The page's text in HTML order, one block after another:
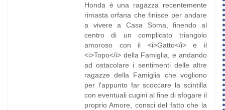
Honda è una ragazza recentemente
rimasta orfana che finisce per andare
a vivere a Casa Soma, finendo al
centro di un complicato triangolo
amoroso con il <i>Gatto</i> e il
<i>Topo</i> della Famiglia, e andando
ad ostacolare i sentimenti delle altre
ragazze della Famiglia che vogliono
per l'appunto far scoccare la scintilla
con eventuali cugini al fine di sfogare il
proprio Amore, consci del fatto che la